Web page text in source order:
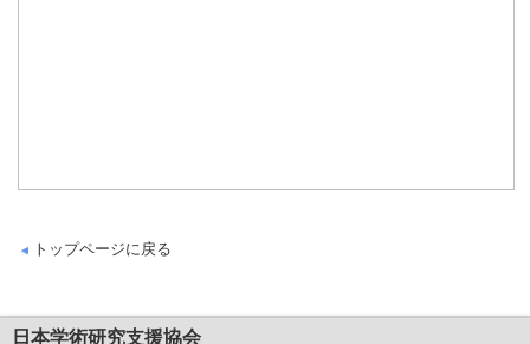
トップページに戻る
日本学術研究支援協会